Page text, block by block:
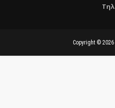
Τηλ
Copyright © 2026